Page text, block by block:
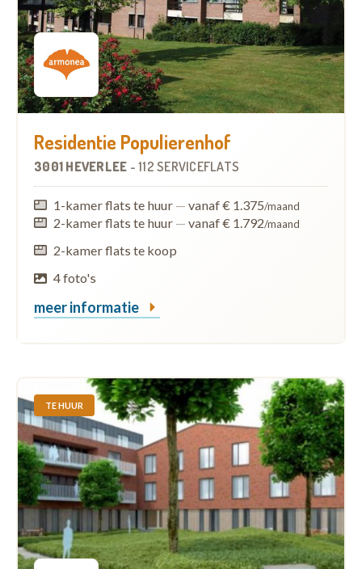
Residentie Populierenhof
3001 HEVERLEE - 112 SERVICEFLATS
1-kamer flats te huur — vanaf € 1.375/maand
2-kamer flats te huur — vanaf € 1.792/maand
2-kamer flats te koop
4 foto's
meer informatie
TE HUUR